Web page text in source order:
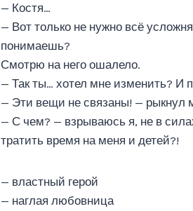
— Костя…
— Вот только не нужно всё
понимаешь?
Смотрю на него ошалело.
— Так ты… хотел мне изменить? И
— Эти вещи не связаны! — рыкнул
— С чем? — взрываюсь я, не в
тратить время на меня и детей?!
— властный герой
— наглая любовница